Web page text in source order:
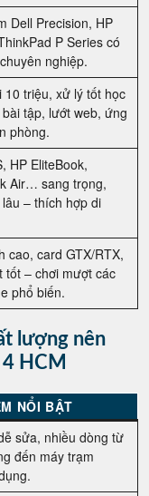
Dell Precision, HP
P Series có
nghiệp.
10 triệu, xử lý tốt học
tập, lướt web, ứng
phòng.
HP EliteBook,
Air… sang trọng,
– thích hợp di
cao, card GTX/RTX,
tốt – chơi mượt các
phổ biến.
lượng nên
HCM
NỔI BẬT
sửa, nhiều dòng từ
đến máy trạm